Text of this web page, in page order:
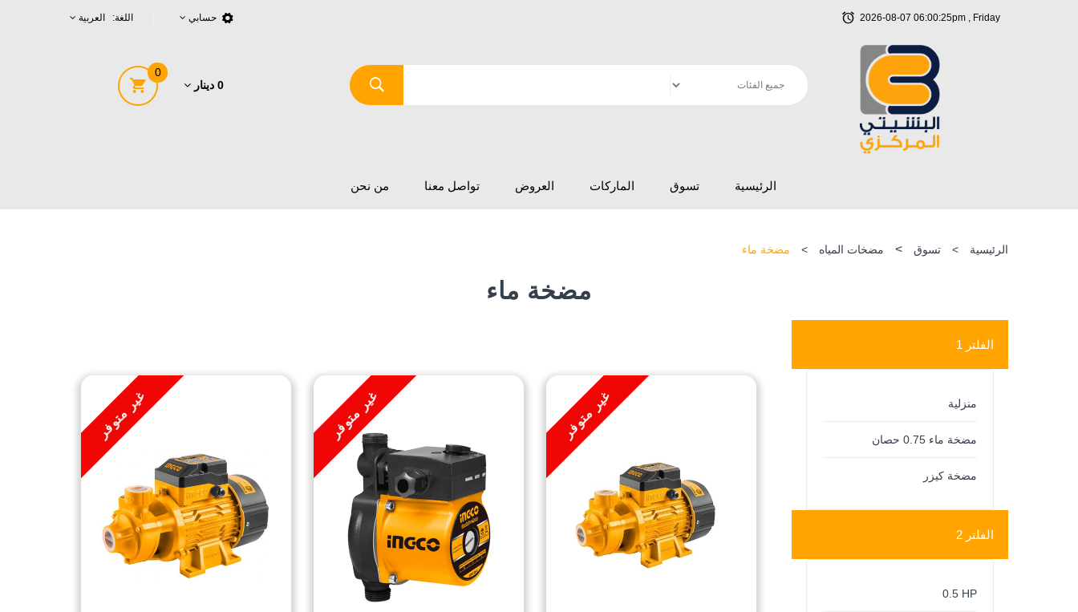
اللغة: العربية حسابي 2026-08-07 06:00:25pm , Friday
0
0 دينار
الرئيسية تسوق الماركات العروض تواصل معنا من نحن
الرئيسية > تسوق > مضخات المياه > مضخة ماء
مضخة ماء
غير متوفر غير متوفر غير متوفر
الفلتر 1
منزلية
مضخة ماء 0.75 حصان
مضخة كيزر
الفلتر 2
0.5 HP